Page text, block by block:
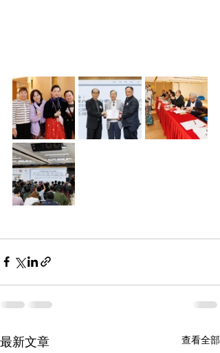
最新文章 查看全部